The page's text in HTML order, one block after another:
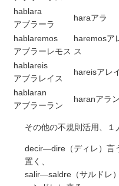
hablara
アブラーラ
haraアラ
hablaremos
アブラーレモス
haremosア
ス
hablareis
アブラレイス
hareisアレ
hablaran
アブラーラン
haranアラン
その他の不規則活用、１
decir—dire（ディレ）言
置く、
salir—saldre（サルドレ